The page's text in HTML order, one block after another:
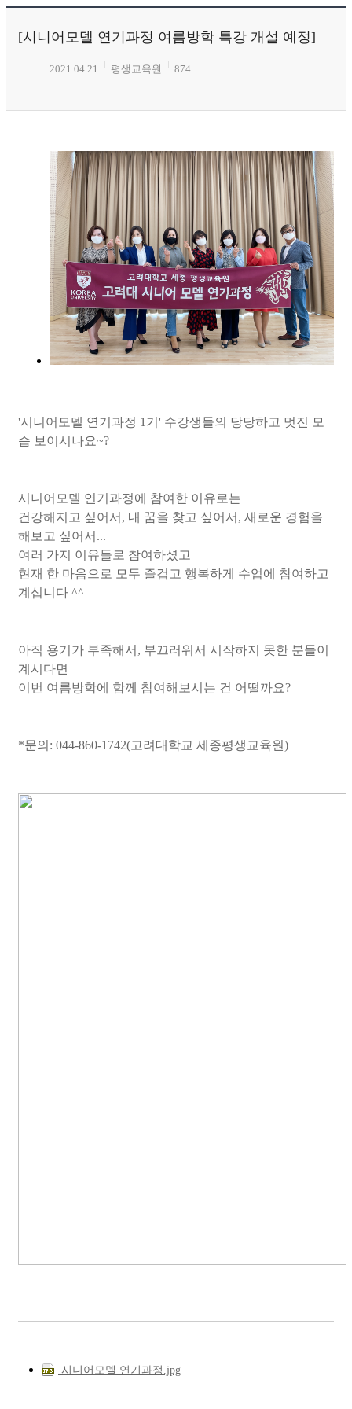
[시니어모델 연기과정 여름방학 특강 개설 예정]
2021.04.21 평생교육원 874
'시니어모델 연기과정 1기' 수강생들의 당당하고 멋진 모
습 보이시나요~?
시니어모델 연기과정에 참여한 이유로는
건강해지고 싶어서, 내 꿈을 찾고 싶어서, 새로운 경험을
해보고 싶어서...
여러 가지 이유들로 참여하셨고
현재 한 마음으로 모두 즐겁고 행복하게 수업에 참여하고
계십니다 ^^
아직 용기가 부족해서, 부끄러워서 시작하지 못한 분들이
계시다면
이번 여름방학에 함께 참여해보시는 건 어떨까요?
*문의: 044-860-1742(고려대학교 세종평생교육원)
시니어모델 연기과정.jpg